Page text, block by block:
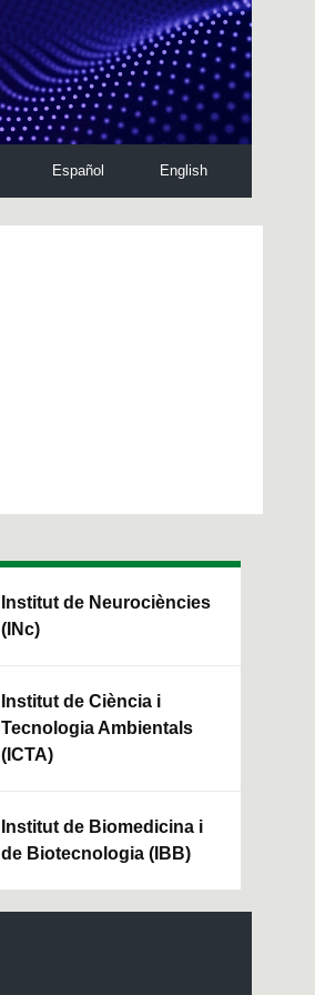
English
Español
Institut de Neurociències
(INc)
Institut de Ciència i
Tecnologia Ambientals
(ICTA)
Institut de Biomedicina i
de Biotecnologia (IBB)